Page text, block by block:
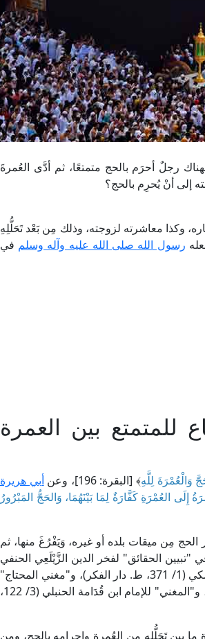
رجلٌ أحرَم بالحج متمتعًا، ثم أدَّى العُمرةَ
إلى أنْ يُحرِم بالحج؟
وكذا معاشرته لزوجته، وذلك مِن بَعْد تَحَلُّلِهِ
رسول الله صلى الله عليه وآله وسلم في
للمتمتع بين العمرة
وَالْعُمْرَةَ لِلَّهِ﴾ [البقرة: 196]، وعن
أبي هريرة
إِلَى العُمْرَةِ كَفَّارَةٌ لِمَا بَيْنَهُمَا، وَالحَجُّ المَبْرُورُ
مِن ميقات بلده أو غيره، وَيَفْرُغَ منها، ثم
الحقائق" لفخر الدين الزَّيْلَعِي الحنفي
(2/ 45، ط. الأميرية)، و"الفواكه الدواني" لشهاب الدين النَّفَرَاوِي المالكي (1/ 371، ط. دار الفكر)، و"مغني المحتاج"
للعلامة الخطيب الشِّرْبِينِي الشافعي (2/ 287، ط. دار الكتب العلمية)، و"المغني" للإمام ابن قُدَامة الحنبلي (3/ 122،
ما بين تَحَلُّلِهِ مِن العُمرة وإحرامه بالحج، ومن